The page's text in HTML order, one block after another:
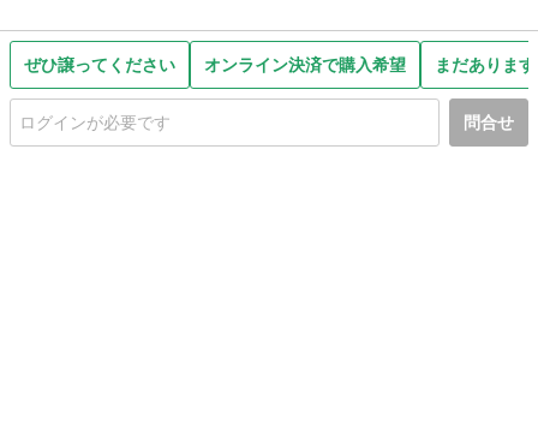
ぜひ譲ってください オンライン決済で購入希望 まだありま
問合せ